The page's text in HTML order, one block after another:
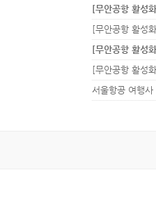
[무안공항 활성
서울항공 여행사